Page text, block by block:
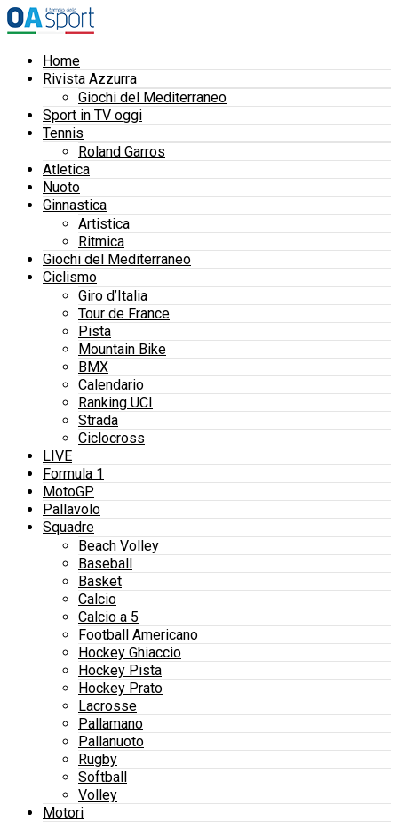
Home
Rivista Azzurra
Giochi del Mediterraneo
Sport in TV oggi
Tennis
Roland Garros
Atletica
Nuoto
Ginnastica
Artistica
Ritmica
Giochi del Mediterraneo
Ciclismo
Giro d’Italia
Tour de France
Pista
Mountain Bike
BMX
Calendario
Ranking UCI
Strada
Ciclocross
LIVE
Formula 1
MotoGP
Pallavolo
Squadre
Beach Volley
Baseball
Basket
Calcio
Calcio a 5
Football Americano
Hockey Ghiaccio
Hockey Pista
Hockey Prato
Lacrosse
Pallamano
Pallanuoto
Rugby
Softball
Volley
Motori